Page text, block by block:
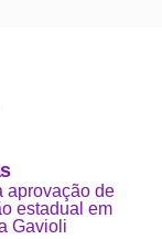
aprovação de
estadual em
Gavioli